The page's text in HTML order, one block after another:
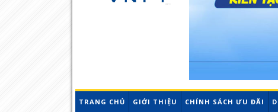
TRANG CHỦ GIỚI THIỆU CHÍNH SÁCH ƯU ĐÃI